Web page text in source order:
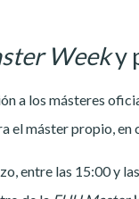
Weeky
a los másteres
el máster propio,
entre las 15:00 y